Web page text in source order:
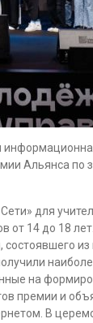
Альянса по
для
от 14 до 18
на
премии и
В